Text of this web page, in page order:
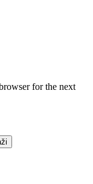
for the next